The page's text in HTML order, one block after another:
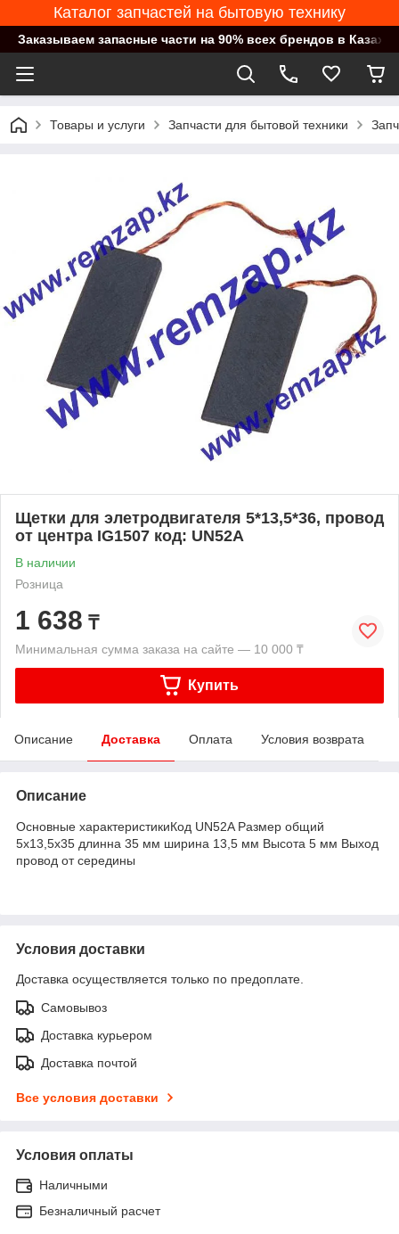
Каталог запчастей на бытовую технику
Заказываем запасные части на 90% всех брендов в
Товары и услуги Запчасти для бытовой техники
Щетки для элетродвигателя 5*13,5*36, провод
от центра IG1507 код: UN52A
В наличии
Розница
1 638 ₸
Минимальная сумма заказа на сайте — 10 000 ₸
Купить
Описание Доставка Оплата Условия возврата
Описание
Основные характеристикиКод UN52A Размер общий
5х13,5х35 длинна 35 мм ширина 13,5 мм Высота 5 мм Выход
провод от середины
Условия доставки
Доставка осуществляется только по предоплате.
Самовывоз
Доставка курьером
Доставка почтой
Все условия доставки
Условия оплаты
Наличными
Безналичный расчет